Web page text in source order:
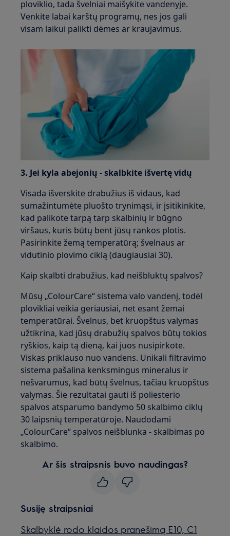
ploviklio, tada švelniai maišykite vandenyje.
Venkite labai karštų programų, nes jos gali
visam laikui palikti dėmes ar kraujavimus.
3. Jei kyla abejonių - skalbkite išvertę vidų
Visada išverskite drabužius iš vidaus, kad
sumažintumėte pluošto trynimąsi, ir įsitikinkite,
kad palikote tarpą tarp skalbinių ir būgno
viršaus, kuris būtų bent jūsų rankos plotis.
Pasirinkite žemą temperatūrą; švelnaus ar
vidutinio plovimo ciklą (daugiausiai 30).
Kaip skalbti drabužius, kad neišbluktų spalvos?
Mūsų „ColourCare“ sistema valo vandenį, todėl
plovikliai veikia geriausiai, net esant žemai
temperatūrai. Švelnus, bet kruopštus valymas
užtikrina, kad jūsų drabužių spalvos būtų tokios
ryškios, kaip tą dieną, kai juos nusipirkote.
Viskas priklauso nuo vandens. Unikali filtravimo
sistema pašalina kenksmingus mineralus ir
nešvarumus, kad būtų švelnus, tačiau kruopštus
valymas. Šie rezultatai gauti iš poliesterio
spalvos atsparumo bandymo 50 skalbimo ciklų
30 laipsnių temperatūroje. Naudodami
„ColourCare“ spalvos neišblunka - skalbimas po
skalbimo.
Ar šis straipsnis buvo naudingas?
Susiję straipsniai
Skalbyklė rodo klaidos pranešimą E10, C1